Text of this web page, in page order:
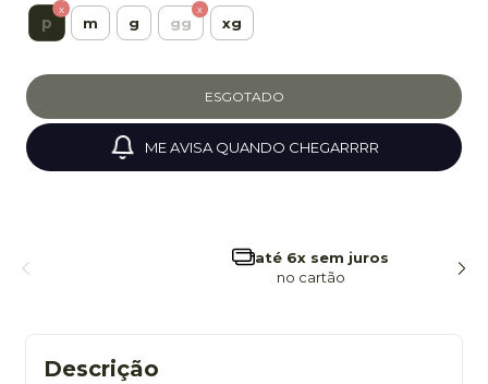
p m g gg xg
ME AVISA QUANDO CHEGARRRR
frete grátis
a partir de 299
Descrição